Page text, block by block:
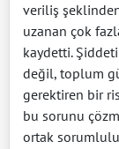
veriliş
uzanan çok
kaydetti.
değil, toplum
gerektiren bir
bu sorunu
ortak